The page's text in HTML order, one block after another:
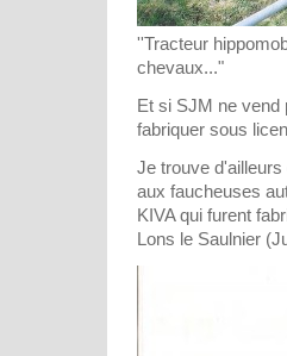
''Tracteur
chevaux..."
Et si SJM ne vend
fabriquer sous
Je trouve
aux faucheuses
KIVA qui furent
Lons le Saulnier